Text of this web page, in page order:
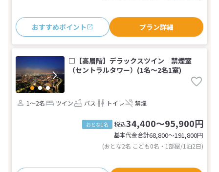
おすすめポイント プラン詳細
□【高層階】デラックスツイン 禁煙室
（セントラルタワー）(1名～2名1室)
1～2名 ツイン バス トイレ 禁煙
おとな1名 税込34,400～95,900円
基本代金合計68,800〜191,800円
(おとな2名 こども0名・1部屋/1泊2日)